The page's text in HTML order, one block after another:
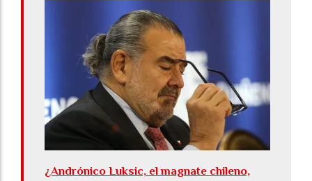
¿Andrónico Luksic, el magnate chileno,